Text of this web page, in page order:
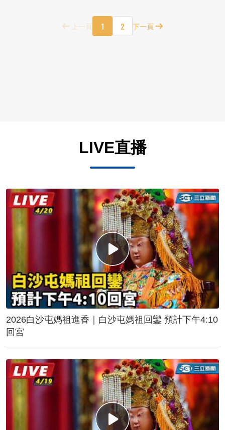
上一頁 1 2 下一頁
LIVE直播
2026白沙屯媽祖進香｜白沙屯媽祖回鑾 預計下午4:10
回宮